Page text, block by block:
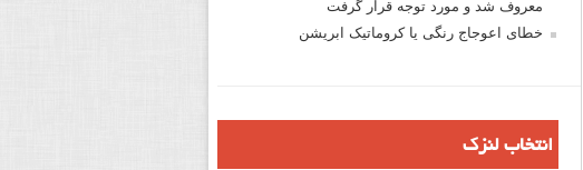
معروف شد و مورد توجه قرار گرفت
خطای اعوجاج رنگی یا کروماتیک ابریشن
انتخاب لنزک